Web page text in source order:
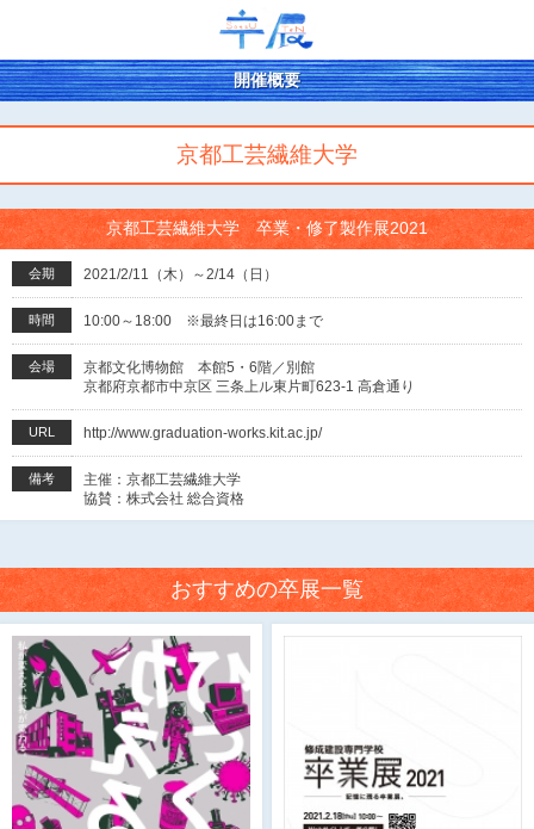
開催概要
京都工芸繊維大学
京都工芸繊維大学 卒業・修了製作展2021
会期 2021/2/11（木）～2/14（日）
時間 10:00～18:00 ※最終日は16:00まで
会場
京都文化博物館 本館5・6階／別館
京都府京都市中京区 三条上ル東片町623-1 高倉通り
URL http://www.graduation-works.kit.ac.jp/
備考
主催：京都工芸繊維大学
協賛：株式会社 総合資格
おすすめの卒展一覧